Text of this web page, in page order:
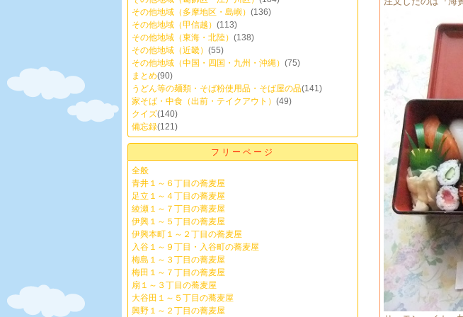
その他地域（多摩地区・島嶼） (136)
その他地域（甲信越） (113)
その他地域（東海・北陸） (138)
その他地域（近畿） (55)
その他地域（中国・四国・九州・沖縄） (75)
まとめ(90)
うどん等の麺類・そば粉使用品・そば屋の品(141)
家そば・中食（出前・テイクアウト） (49)
クイズ(140)
備忘録(121)
フリーページ
全般
青井１～６丁目の蕎麦屋
足立１～４丁目の蕎麦屋
綾瀬１～７丁目の蕎麦屋
伊興１～５丁目の蕎麦屋
伊興本町１～２丁目の蕎麦屋
入谷１～９丁目・入谷町の蕎麦屋
梅島１～３丁目の蕎麦屋
梅田１～７丁目の蕎麦屋
扇１～３丁目の蕎麦屋
大谷田１～５丁目の蕎麦屋
興野１～２丁目の蕎麦屋